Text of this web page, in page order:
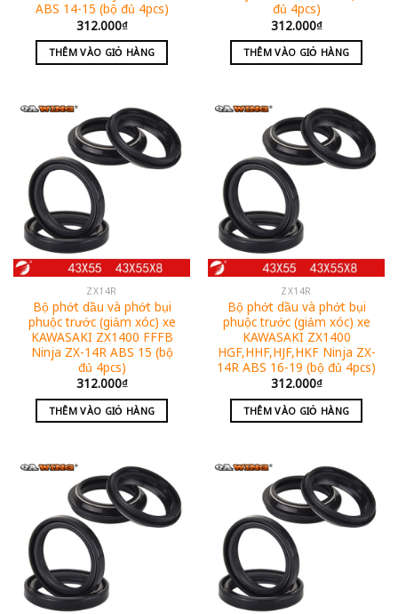
ABS 14-15 (bộ đủ 4pcs)
312.000₫
THÊM VÀO GIỎ HÀNG
đủ 4pcs)
312.000₫
THÊM VÀO GIỎ HÀNG
ZX14R
Bộ phớt dầu và phớt bụi
phuộc trước (giảm xóc) xe
KAWASAKI ZX1400 FFFB
Ninja ZX-14R ABS 15 (bộ
đủ 4pcs)
312.000₫
THÊM VÀO GIỎ HÀNG
ZX14R
Bộ phớt dầu và phớt bụi
phuộc trước (giảm xóc) xe
KAWASAKI ZX1400
HGF,HHF,HJF,HKF Ninja ZX-
14R ABS 16-19 (bộ đủ 4pcs)
312.000₫
THÊM VÀO GIỎ HÀNG